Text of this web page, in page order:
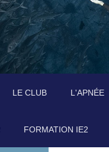
LE CLUB L'APNÉE
FORMATION IE2